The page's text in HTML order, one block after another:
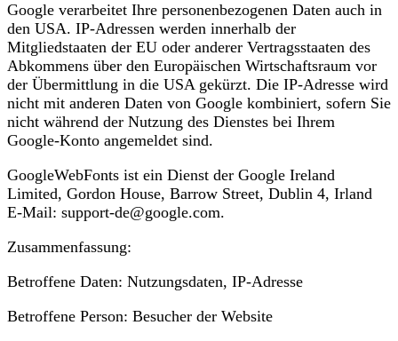
Google verarbeitet Ihre personenbezogenen Daten auch in
den USA. IP-Adressen werden innerhalb der
Mitgliedstaaten der EU oder anderer Vertragsstaaten des
Abkommens über den Europäischen Wirtschaftsraum vor
der Übermittlung in die USA gekürzt. Die IP-Adresse wird
nicht mit anderen Daten von Google kombiniert, sofern Sie
nicht während der Nutzung des Dienstes bei Ihrem
Google-Konto angemeldet sind.
GoogleWebFonts ist ein Dienst der Google Ireland
Limited, Gordon House, Barrow Street, Dublin 4, Irland
E-Mail: support-de@google.com.
Zusammenfassung:
Betroffene Daten: Nutzungsdaten, IP-Adresse
Betroffene Person: Besucher der Website